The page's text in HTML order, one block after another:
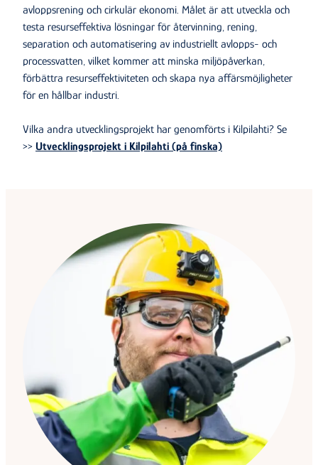
avloppsrening och cirkulär ekonomi. Målet är att utveckla och
testa resurseffektiva lösningar för återvinning, rening,
separation och automatisering av industriellt avlopps- och
processvatten, vilket kommer att minska miljöpåverkan,
förbättra resurseffektiviteten och skapa nya affärsmöjligheter
för en hållbar industri.
Vilka andra utvecklingsprojekt har genomförts i Kilpilahti? Se
>> Utvecklingsprojekt i Kilpilahti (på finska)